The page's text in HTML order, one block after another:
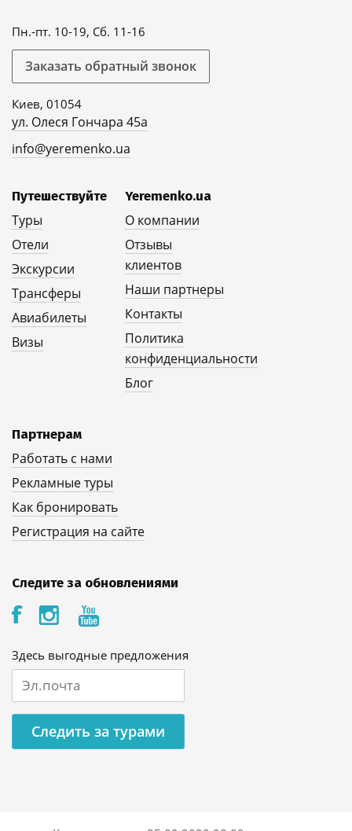
Пн.-пт. 10-19, Сб. 11-16
Заказать обратный звонок
Киев, 01054
ул. Олеся Гончара 45а
info@yeremenko.ua
Путешествуйте
Туры
Отели
Экскурсии
Трансферы
Авиабилеты
Визы
Yeremenko.ua
О компании
Отзывы
клиентов
Наши партнеры
Контакты
Политика
конфиденциальности
Блог
Партнерам
Работать с нами
Рекламные туры
Как бронировать
Регистрация на сайте
Следите за обновлениями
Здесь выгодные предложения
Следить за турами